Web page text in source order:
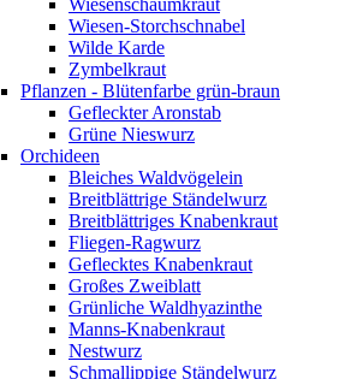
Wiesenschaumkraut
Wiesen-Storchschnabel
Wilde Karde
Zymbelkraut
Pflanzen - Blütenfarbe grün-braun
Gefleckter Aronstab
Grüne Nieswurz
Orchideen
Bleiches Waldvögelein
Breitblättrige Ständelwurz
Breitblättriges Knabenkraut
Fliegen-Ragwurz
Geflecktes Knabenkraut
Großes Zweiblatt
Grünliche Waldhyazinthe
Manns-Knabenkraut
Nestwurz
Schmallippige Ständelwurz